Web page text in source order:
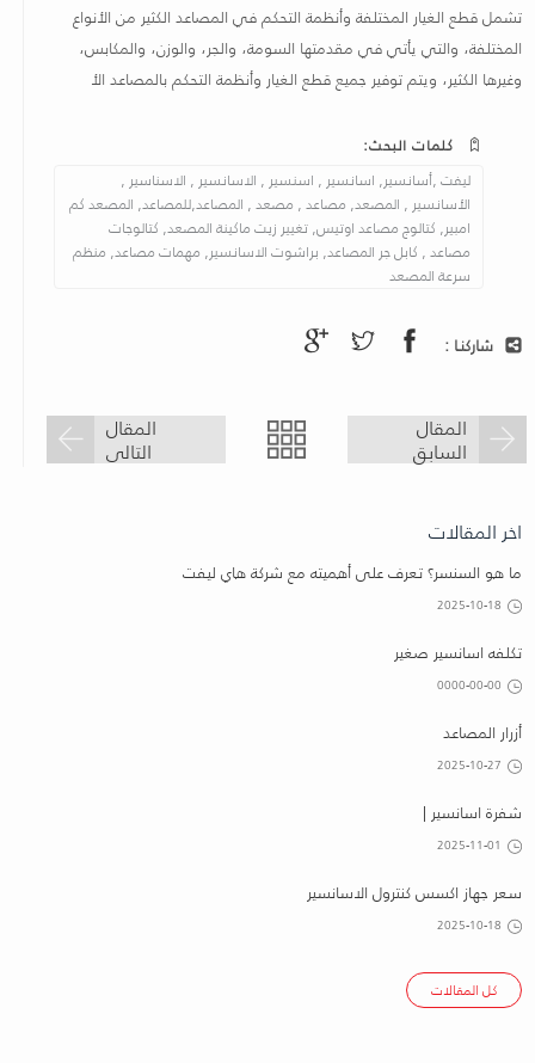
تشمل قطع الغيار المختلفة وأنظمة التحكم في المصاعد الكثير من الأنواع
المختلفة، والتي يأتي في مقدمتها السومة، والجر، والوزن، والمكابس،
وغيرها الكثير، ويتم توفير جميع قطع الغيار وأنظمة التحكم بالمصاعد الأ
كلمات البحث:
ليفت ,أسانسير, اسانسير , اسنسير , الاسانسير , الاسناسير ,
الأسانسير , المصعد, مصاعد , مصعد , المصاعد,للمصاعد, المصعد كم
امبير, كتالوج مصاعد اوتيس, تغيير زيت ماكينة المصعد, كتالوجات
مصاعد , كابل جر المصاعد, براشوت الاسانسير, مهمات مصاعد, منظم
سرعة المصعد
شاركنـا :
المقال
السابق
المقال
التالى
اخر المقالات
ما هو السنسر؟ تعرف على أهميته مع شركة هاي ليفت
2025-10-18
تكلفه اسانسير صغير
0000-00-00
أزرار المصاعد
2025-10-27
شفرة اسانسير |
2025-11-01
سعر جهاز اكسس كنترول الاسانسير
2025-10-18
كل المقالات